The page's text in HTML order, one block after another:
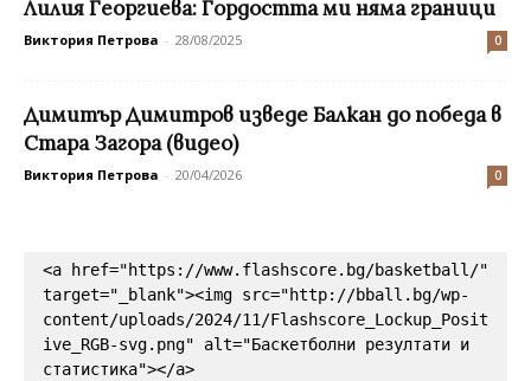
Лилия Георгиева: Гордостта ми няма граници
Виктория Петрова - 28/08/2025 0
Димитър Димитров изведе Балкан до победа в
Стара Загора (видео)
Виктория Петрова - 20/04/2026 0
<a href="https://www.flashscore.bg/basketball/"
target="_blank"><img src="http://bball.bg/wp-
content/uploads/2024/11/Flashscore_Lockup_Posit
ive_RGB-svg.png" alt="Баскетболни резултати и
статистика"></a>